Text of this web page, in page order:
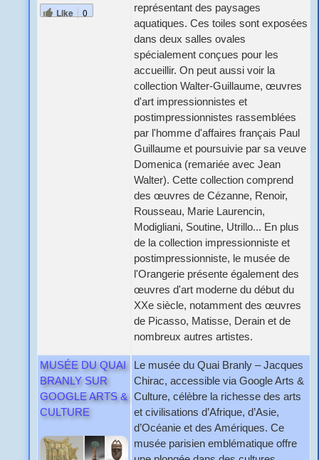
Like 0
représentant des paysages
aquatiques. Ces toiles sont exposées
dans deux salles ovales
spécialement conçues pour les
accueillir. On peut aussi voir la
collection Walter-Guillaume, œuvres
d'art impressionnistes et
postimpressionnistes rassemblées
par l'homme d'affaires français Paul
Guillaume et poursuivie par sa veuve
Domenica (remariée avec Jean
Walter). Cette collection comprend
des œuvres de Cézanne, Renoir,
Rousseau, Marie Laurencin,
Modigliani, Soutine, Utrillo... En plus
de la collection impressionniste et
postimpressionniste, le musée de
l'Orangerie présente également des
œuvres d'art moderne du début du
XXe siècle, notamment des œuvres
de Picasso, Matisse, Derain et de
nombreux autres artistes.
MUSÉE DU QUAI
BRANLY SUR
GOOGLE ARTS &
CULTURE
Le musée du Quai Branly – Jacques
Chirac, accessible via Google Arts &
Culture, célèbre la richesse des arts
et civilisations d’Afrique, d’Asie,
d’Océanie et des Amériques. Ce
musée parisien emblématique offre